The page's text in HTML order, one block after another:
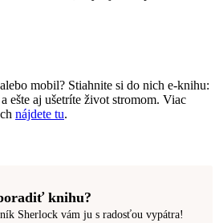
mobil? Stiahnite si do nich e-knihu:
ešte aj ušetríte život stromom. Viac
nájdete tu.
knihu?
Sherlock vám ju s radosťou vypátra!